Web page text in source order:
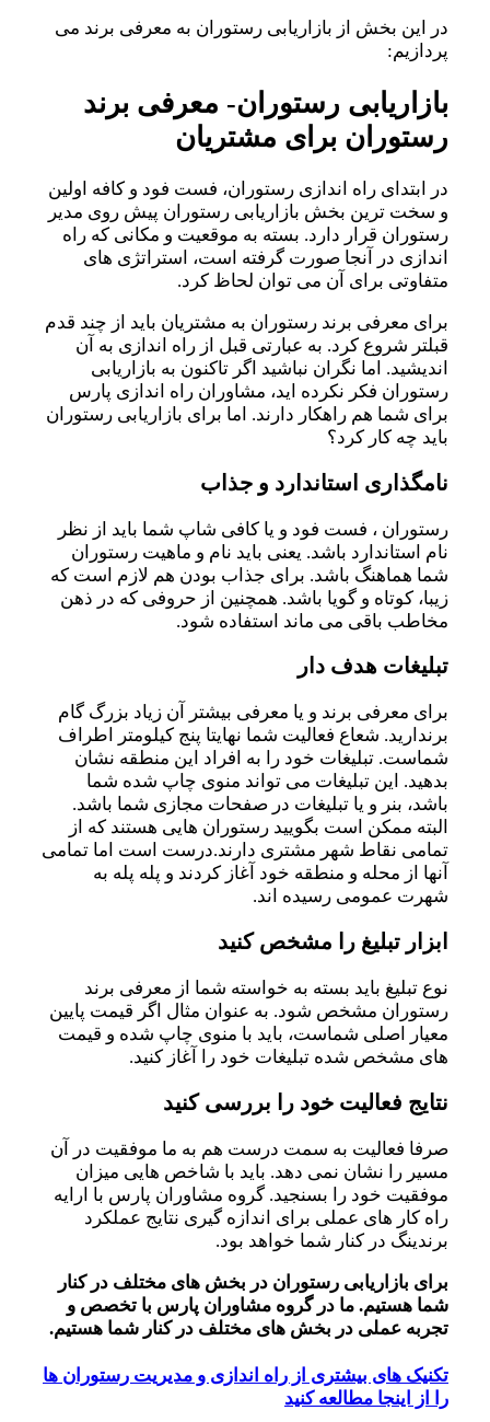
در این بخش از بازاریابی رستوران به معرفی برند می
پردازیم:
بازاریابی رستوران- معرفی برند
رستوران برای مشتریان
در ابتدای راه اندازی رستوران، فست فود و کافه اولین
و سخت ترین بخش بازاریابی رستوران پیش روی مدیر
رستوران قرار دارد. بسته به موقعیت و مکانی که راه
اندازی در آنجا صورت گرفته است، استراتژی های
متفاوتی برای آن می توان لحاظ کرد.
برای معرفی برند رستوران به مشتریان باید از چند قدم
قبلتر شروع کرد. به عبارتی قبل از راه اندازی به آن
اندیشید. اما نگران نباشید اگر تاکنون به بازاریابی
رستوران فکر نکرده اید، مشاوران راه اندازی پارس
برای شما هم راهکار دارند. اما برای بازاریابی رستوران
باید چه کار کرد؟
نامگذاری استاندارد و جذاب
رستوران ، فست فود و یا کافی شاپ شما باید از نظر
نام استاندارد باشد. یعنی باید نام و ماهیت رستوران
شما هماهنگ باشد. برای جذاب بودن هم لازم است که
زیبا، کوتاه و گویا باشد. همچنین از حروفی که در ذهن
مخاطب باقی می ماند استفاده شود.
تبلیغات هدف دار
برای معرفی برند و یا معرفی بیشتر آن زیاد بزرگ گام
برندارید. شعاع فعالیت شما نهایتا پنج کیلومتر اطراف
شماست. تبلیغات خود را به افراد این منطقه نشان
بدهید. این تبلیغات می تواند منوی چاپ شده شما
باشد، بنر و یا تبلیغات در صفحات مجازی شما باشد.
البته ممکن است بگویید رستوران هایی هستند که از
تمامی نقاط شهر مشتری دارند.درست است اما تمامی
آنها از محله و منطقه خود آغاز کردند و پله پله به
شهرت عمومی رسیده اند.
ابزار تبلیغ را مشخص کنید
نوع تبلیغ باید بسته به خواسته شما از معرفی برند
رستوران مشخص شود. به عنوان مثال اگر قیمت پایین
معیار اصلی شماست، باید با منوی چاپ شده و قیمت
های مشخص شده تبلیغات خود را آغاز کنید.
نتایج فعالیت خود را بررسی کنید
صرفا فعالیت به سمت درست هم به ما موفقیت در آن
مسیر را نشان نمی دهد. باید با شاخص هایی میزان
موفقیت خود را بسنجید. گروه مشاوران پارس با ارایه
راه کار های عملی برای اندازه گیری نتایج عملکرد
برندینگ در کنار شما خواهد بود.
برای بازاریابی رستوران در بخش های مختلف در کنار
شما هستیم. ما در گروه مشاوران پارس با تخصص و
تجربه عملی در بخش های مختلف در کنار شما هستیم.
تکنیک های بیشتری از راه اندازی و مدیریت رستوران ها
را از اینجا مطالعه کنید